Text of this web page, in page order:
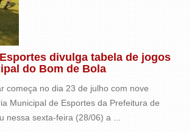
divulga tabela de jogos
do Bom de Bola
começa no dia 23 de julho com nove
Municipal de Esportes da Prefeitura de
nessa sexta-feira (28/06) a ...